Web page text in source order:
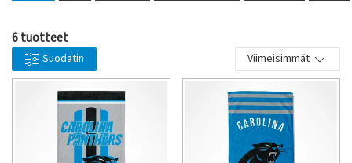
brand on - of course always at favorable prices and with fast
deliveries from our warehouse. A warm welcome to our
online shop.
6 tuotteet
Suodatin Viimeisimmät